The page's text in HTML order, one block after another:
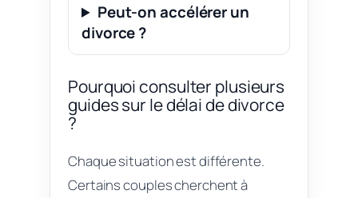
Peut-on accélérer un
divorce ?
Pourquoi consulter plusieurs
guides sur le délai de divorce
?
Chaque situation est différente.
Certains couples cherchent à